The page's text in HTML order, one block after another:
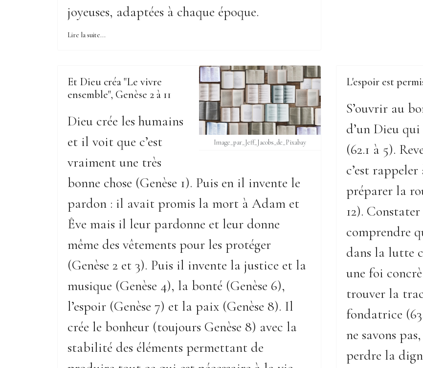
joyeuses, adaptées à chaque époque.
Lire la suite...
Image_par_Jeff_Jacobs_de_Pixabay
Et Dieu créa "Le vivre
ensemble", Genèse 2 à 11
Dieu crée les humains
et il voit que c’est
vraiment une très
bonne chose (Genèse 1). Puis en il invente le
pardon : il avait promis la mort à Adam et
Êve mais il leur pardonne et leur donne
même des vêtements pour les protéger
(Genèse 2 et 3). Puis il invente la justice et la
musique (Genèse 4), la bonté (Genèse 6),
l’espoir (Genèse 7) et la paix (Genèse 8). Il
crée le bonheur (toujours Genèse 8) avec la
stabilité des éléments permettant de
L'espoir est
S’ouvrir au
d’un Dieu
(62.1 à 5).
c’est
préparer la
12). Constater
comprendre
dans la lutte
une foi
trouver la
fondatrice
ne savons
perdre la